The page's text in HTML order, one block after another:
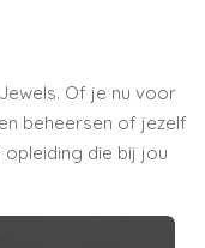
Of je nu voor
beheersen of jezelf
die bij jou